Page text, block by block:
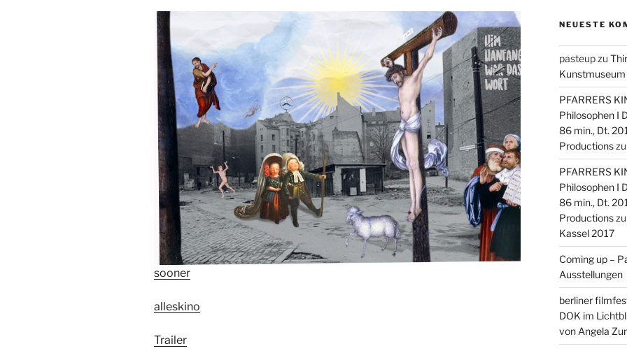
sooner
alleskino
Trailer
NEUESTE
pasteupzu
Kunstmuseum
PFARRERS
Philosophen I
86 min., Dt.
Productions
PFARRERS
Philosophen I
86 min., Dt.
Productions
Kassel 2017
Coming up –
Ausstellungen
berliner
DOK im
von Angela